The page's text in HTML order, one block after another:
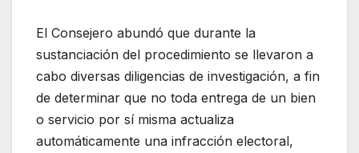
El Consejero abundó que durante la
sustanciación del procedimiento se llevaron a
cabo diversas diligencias de investigación, a fin
de determinar que no toda entrega de un bien
o servicio por sí misma actualiza
automáticamente una infracción electoral,